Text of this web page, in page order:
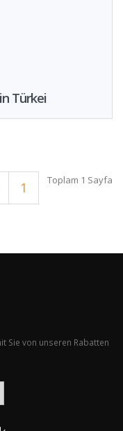
Türkei
1 Toplam 1 Sayfa
Sie von unseren Rabatten